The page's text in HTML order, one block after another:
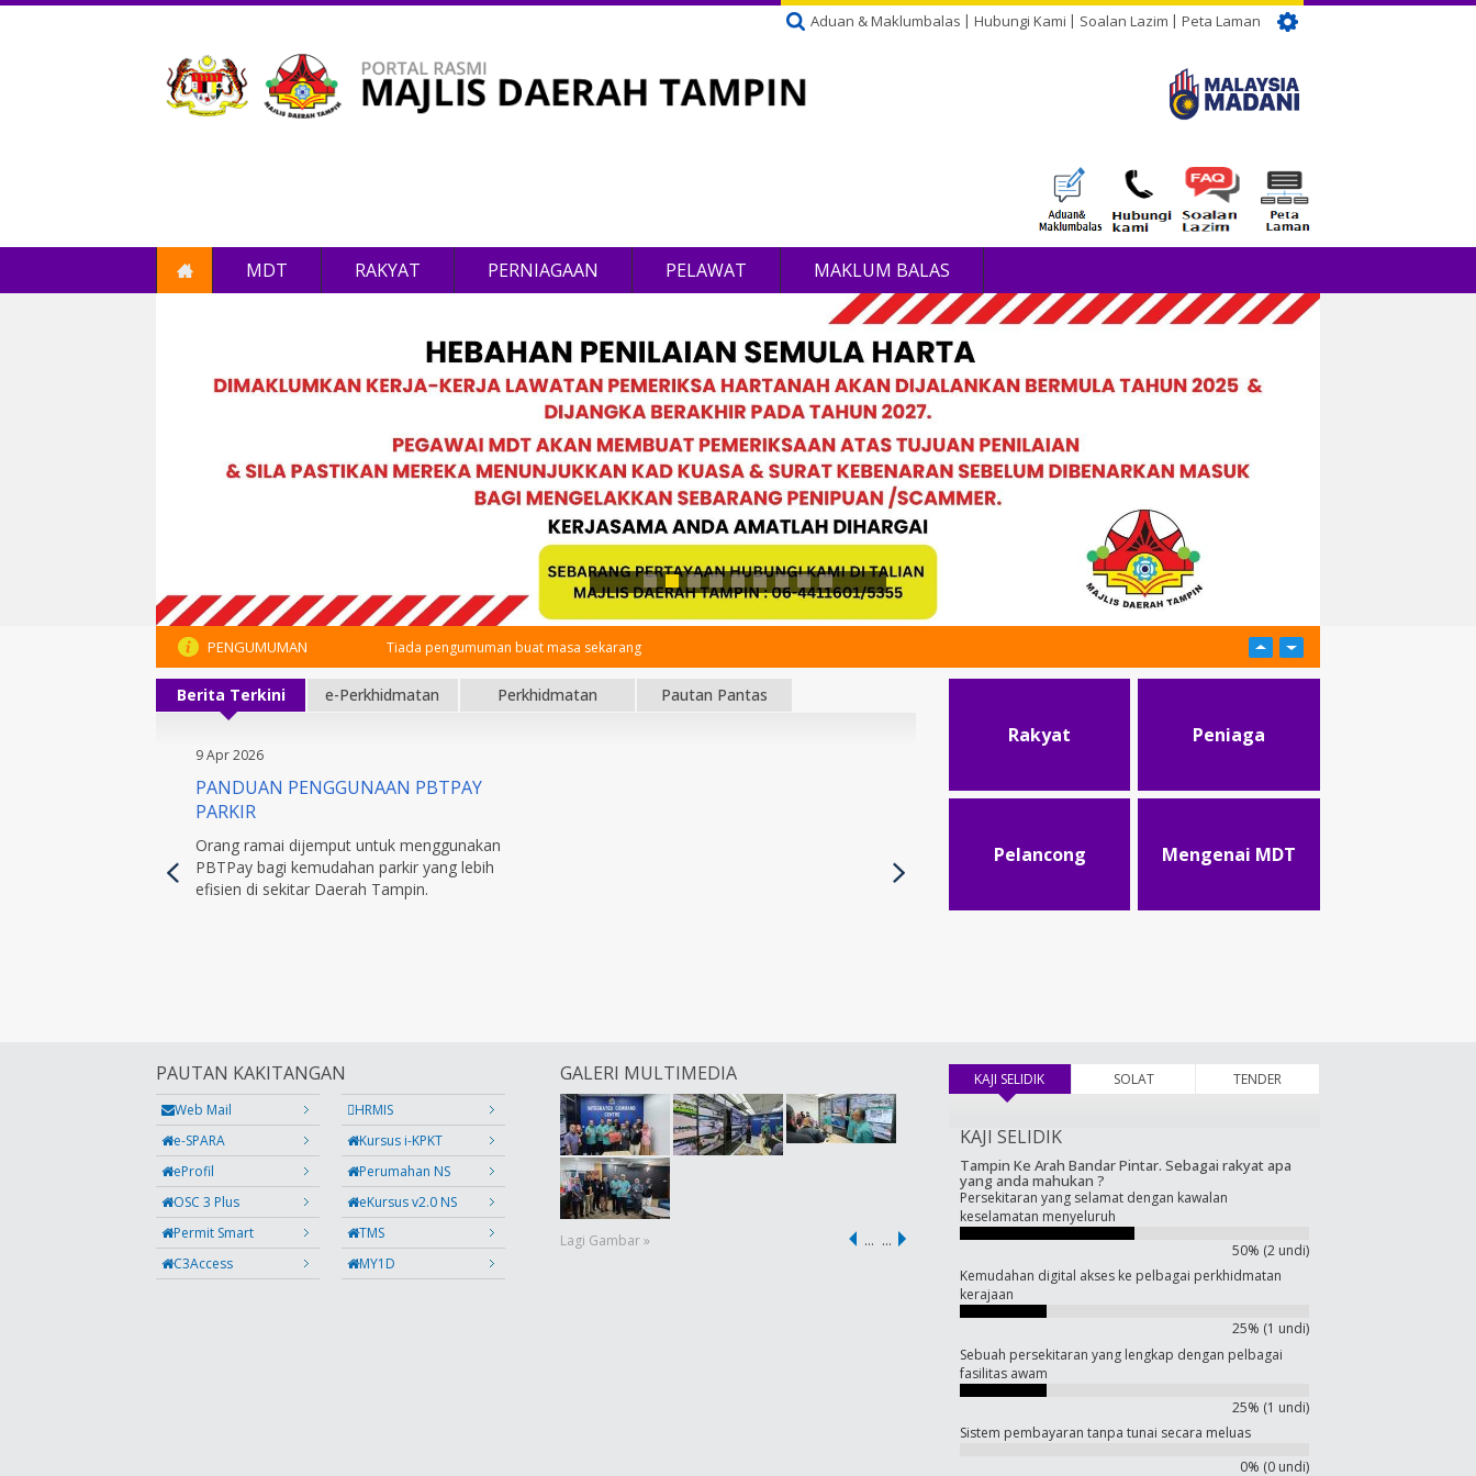
Aduan & Maklumbalas Hubungi Kami Soalan Lazim Peta Laman
MDT RAKYAT PERNIAGAAN PELAWAT MAKLUM BALAS
PENGUMUMAN Tiada pengumuman buat masa sekarang
Berita Terkini e-Perkhidmatan Perkhidmatan Pautan Pantas
9 Apr 2026
PANDUAN PENGGUNAAN PBTPAY
PARKIR
Orang ramai dijemput untuk menggunakan
PBTPay bagi kemudahan parkir yang lebih
efisien di sekitar Daerah Tampin.
Rakyat Peniaga
Pelancong Mengenai MDT
PAUTAN KAKITANGAN
Web Mail
HRMIS
e-SPARA
Kursus i-KPKT
eProfil
Perumahan NS
OSC 3 Plus
eKursus v2.0 NS
Permit Smart
TMS
C3Access
MY1D
GALERI MULTIMEDIA
Lagi Gambar » … …
KAJI SELIDIK SOLAT TENDER
KAJI SELIDIK
Tampin Ke Arah Bandar Pintar. Sebagai rakyat apa
yang anda mahukan ?
Persekitaran yang selamat dengan kawalan
keselamatan menyeluruh
50% (2 undi)
Kemudahan digital akses ke pelbagai perkhidmatan
kerajaan
25% (1 undi)
Sebuah persekitaran yang lengkap dengan pelbagai
fasilitas awam
25% (1 undi)
Sistem pembayaran tanpa tunai secara meluas
0% (0 undi)